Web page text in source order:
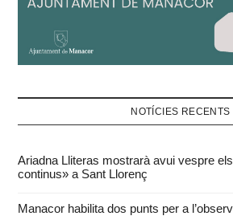
NOTÍCIES RECENTS
Ariadna Lliteras mostrarà avui vespre
continus» a Sant Llorenç
Manacor habilita dos punts per a